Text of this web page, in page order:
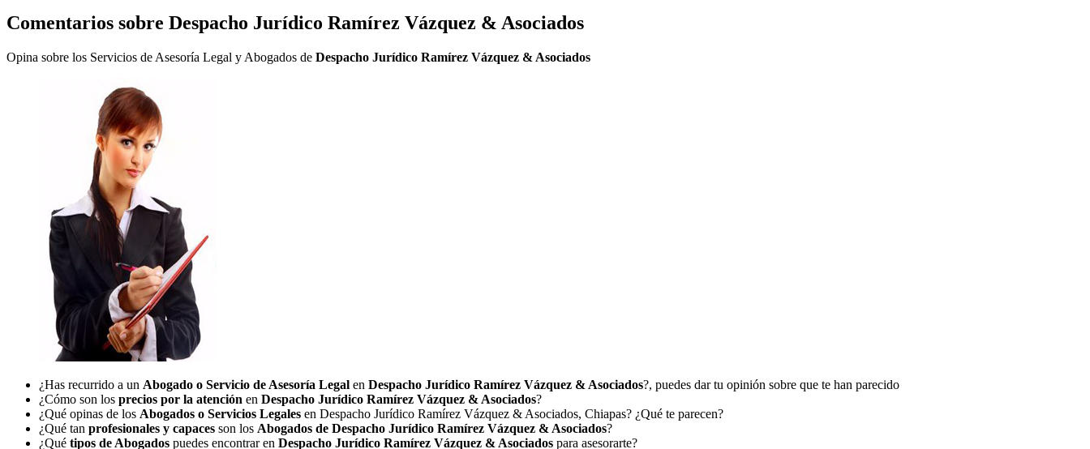
Comentarios sobre Despacho Jurídico Ramírez Vázquez & Asociados
Opina sobre los Servicios de Asesoría Legal y Abogados de Despacho Jurídico Ramírez Vázquez & Asociados
¿Has recurrido a un Abogado o Servicio de Asesoría Legal en Despacho Jurídico Ramírez Vázquez & Asociados?, puedes dar tu opinión sobre que te han parecido
¿Cómo son los precios por la atención en Despacho Jurídico Ramírez Vázquez & Asociados?
¿Qué opinas de los Abogados o Servicios Legales en Despacho Jurídico Ramírez Vázquez & Asociados, Chiapas? ¿Qué te parecen?
¿Qué tan profesionales y capaces son los Abogados de Despacho Jurídico Ramírez Vázquez & Asociados?
¿Qué tipos de Abogados puedes encontrar en Despacho Jurídico Ramírez Vázquez & Asociados para asesorarte?